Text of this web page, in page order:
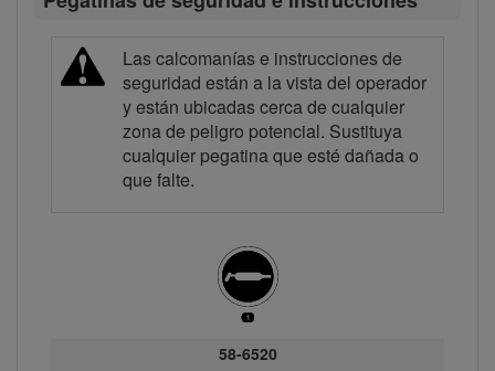
Las calcomanías e instrucciones de
seguridad están a la vista del operador
y están ubicadas cerca de cualquier
zona de peligro potencial. Sustituya
cualquier pegatina que esté dañada o
que falte.
58-6520